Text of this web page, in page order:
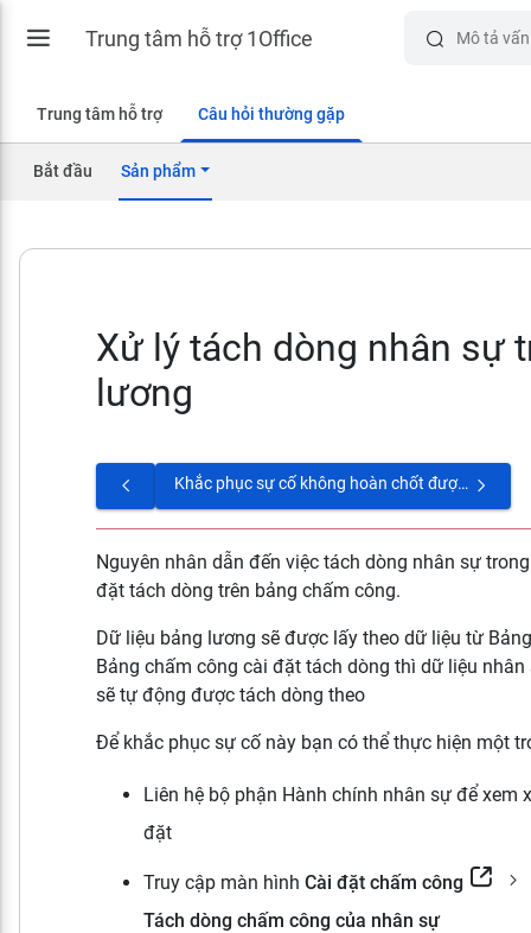
Trung tâm hỗ trợ 1Office
Trung tâm hỗ trợ Câu hỏi thường gặp
Bắt đầu Sản phẩm
Xử lý tách dòng nhân sự
lương
Khắc phục sự cố không hoàn chốt được bảng lương
Nguyên nhân dẫn đến việc tách dòng nhân sự
đặt tách dòng trên bảng chấm công.
Dữ liệu bảng lương sẽ được lấy theo dữ liệu từ
Bảng chấm công cài đặt tách dòng thì dữ liệu
sẽ tự động được tách dòng theo
Để khắc phục sự cố này bạn có thể thực hiện một
Liên hệ bộ phận Hành chính nhân sự để xem
đặt
Truy cập màn hình Cài đặt chấm công
Tách dòng chấm công của nhân sự